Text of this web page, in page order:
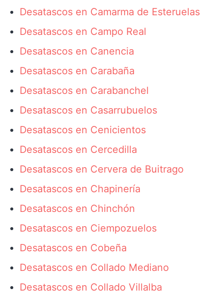
Desatascos en Camarma de Esteruelas
Desatascos en Campo Real
Desatascos en Canencia
Desatascos en Carabaña
Desatascos en Carabanchel
Desatascos en Casarrubuelos
Desatascos en Cenicientos
Desatascos en Cercedilla
Desatascos en Cervera de Buitrago
Desatascos en Chapinería
Desatascos en Chinchón
Desatascos en Ciempozuelos
Desatascos en Cobeña
Desatascos en Collado Mediano
Desatascos en Collado Villalba